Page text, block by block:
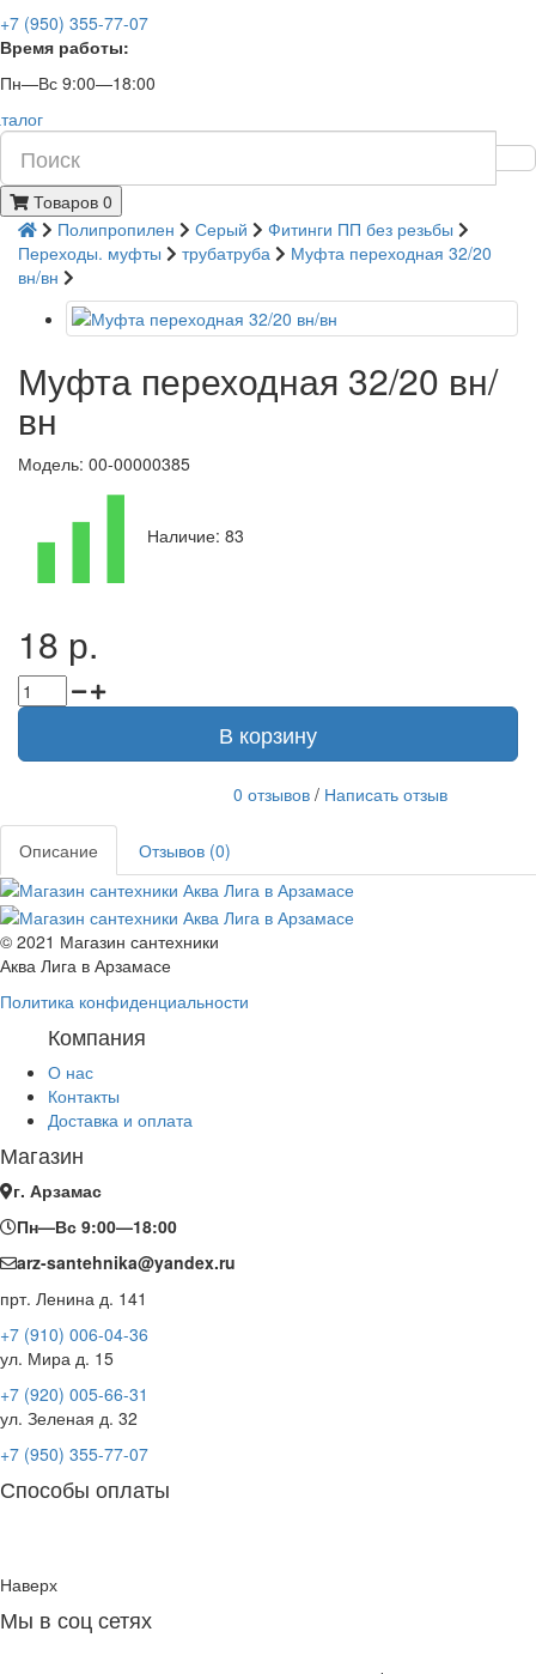
+7 (950) 355-77-07
Время работы:
Пн—Вс 9:00—18:00
Товаров 0
Полипропилен
Серый
Фитинги ПП без резьбы
Переходы. муфты
трубатруба
Муфта переходная 32/20
вн/вн
Муфта переходная 32/20 вн/
вн
Модель: 00-00000385
Наличие: 83
18 р.
В корзину
0 отзывов / Написать отзыв
Описание Отзывов (0)
© 2021 Магазин сантехники
Аква Лига в Арзамасе
Политика конфиденциальности
Компания
О нас
Контакты
Доставка и оплата
Магазин
г. Арзамас
Пн—Вс 9:00—18:00
arz-santehnika@yandex.ru
прт. Ленина д. 141
+7 (910) 006-04-36
ул. Мира д. 15
+7 (920) 005-66-31
ул. Зеленая д. 32
+7 (950) 355-77-07
Способы оплаты
Наверх
Мы в соц сетях